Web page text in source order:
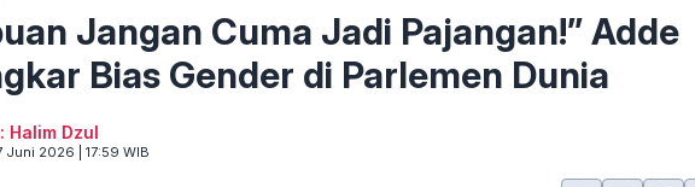
Jangan Cuma Jadi Pajangan!” Adde
Bias Gender di Parlemen Dunia
Halim Dzul
Juni 2026 | 17:59 WIB